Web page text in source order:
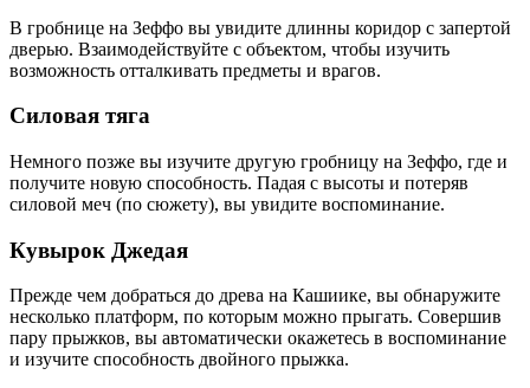
В гробнице на Зеффо вы увидите длинны коридор с запертой
дверью. Взаимодействуйте с объектом, чтобы изучить
возможность отталкивать предметы и врагов.
Силовая тяга
Немного позже вы изучите другую гробницу на Зеффо, где и
получите новую способность. Падая с высоты и потеряв
силовой меч (по сюжету), вы увидите воспоминание.
Кувырок Джедая
Прежде чем добраться до древа на Кашиике, вы обнаружите
несколько платформ, по которым можно прыгать. Совершив
пару прыжков, вы автоматически окажетесь в воспоминание
и изучите способность двойного прыжка.